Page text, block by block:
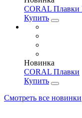
CORAL Плавки
Купить
Новинка
CORAL Плавки
Купить
Смотреть все новинки